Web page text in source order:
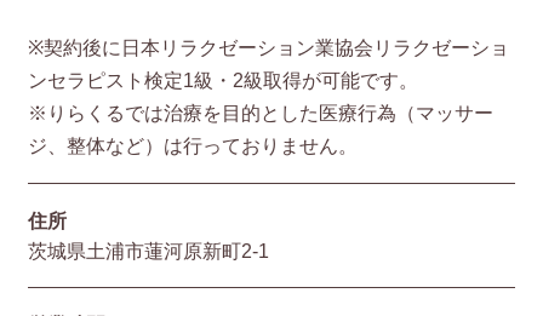
※契約後に日本リラクゼーション業協会リラクゼーショ
ンセラピスト検定1級・2級取得が可能です。
※りらくるでは治療を目的とした医療行為（マッサー
ジ、整体など）は行っておりません。
住所
茨城県土浦市蓮河原新町2-1